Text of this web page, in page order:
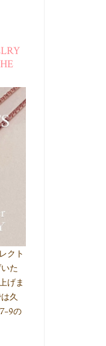
クト
た
げま
久
9の